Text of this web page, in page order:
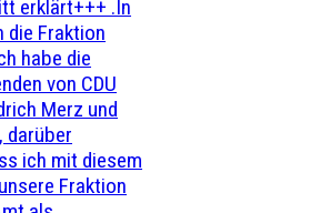
erklärt+++ .In
die Fraktion
habe die
von CDU
Merz und
darüber
ich mit diesem
Fraktion